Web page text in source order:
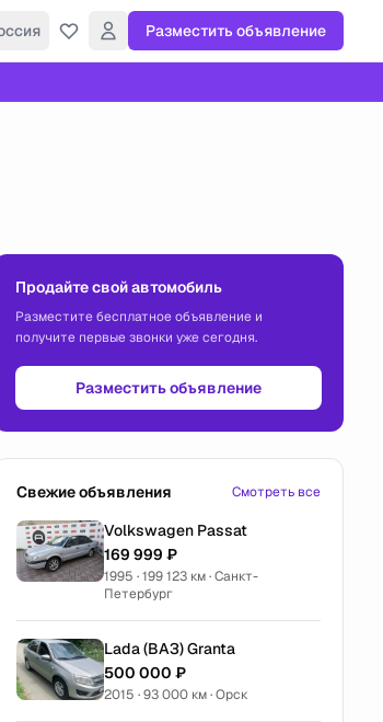
Разместить объявление
Продайте свой автомобиль
Разместите бесплатное объявление и
получите первые звонки уже сегодня.
Разместить объявление
Свежие объявления Смотреть все
Volkswagen Passat
169 999 ₽
1995 · 199 123 км · Санкт-
Петербург
Lada (ВАЗ) Granta
500 000 ₽
2015 · 93 000 км · Орск